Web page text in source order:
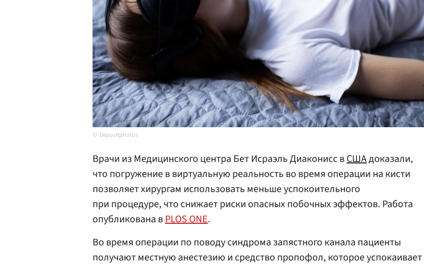
Depositphotos
Врачи из Медицинского центра Бет Исраэль Диаконисс вСШАдоказали,
что погружение в виртуальную реальность во время операции на кисти
позволяет хирургам использовать меньше успокоительного
при процедуре, что снижает риски опасных побочных эффектов. Работа
опубликована вPLOS ONE.
Во время операции по поводу синдрома запястного канала пациенты
получают местную анестезию и средство пропофол, которое успокаивает